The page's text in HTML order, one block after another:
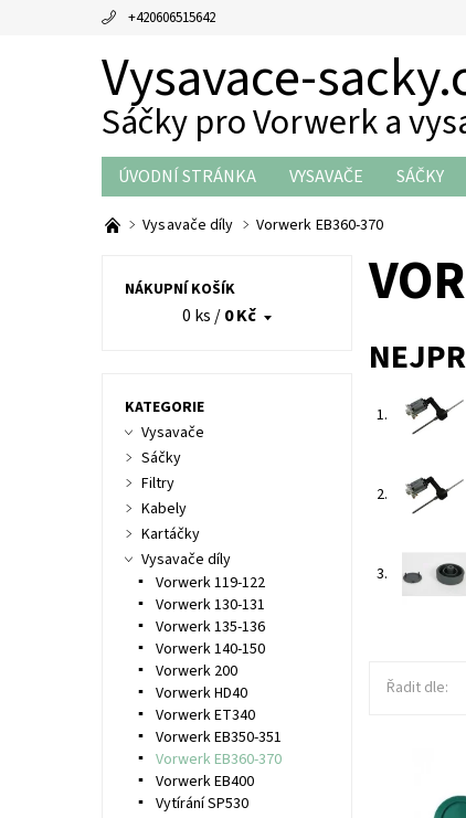
+420606515642
Vysavace-
Sáčky pro Vorwerk a
ÚVODNÍ STRÁNKA VYSAVAČE SÁČKY
THERMOMIX DÍLY
OBCHODNÍ PODMÍNKY
Vysavače díly Vorwerk EB360-370
1.
2.
3.
Řadit dle:
NÁKUPNÍ KOŠÍK
0 ks /0 Kč
KATEGORIE
Vysavače
Sáčky
Filtry
Kabely
Kartáčky
Vysavače díly
Vorwerk 119-122
Vorwerk 130-131
Vorwerk 135-136
Vorwerk 140-150
Vorwerk 200
Vorwerk HD40
Vorwerk ET340
Vorwerk EB350-351
Vorwerk EB360-370
Vorwerk EB400
Vytírání SP530